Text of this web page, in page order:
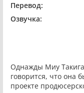
Перевод:
Озвучка:
Однажды Миу
говорится, что она
проекте